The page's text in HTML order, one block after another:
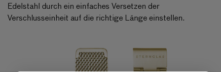
Edelstahl durch ein einfaches Versetzen der
Verschlusseinheit auf die richtige Länge einstellen.